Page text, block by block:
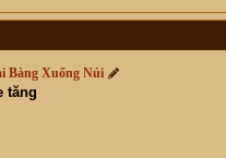
Bàng Xuống Núi
tăng